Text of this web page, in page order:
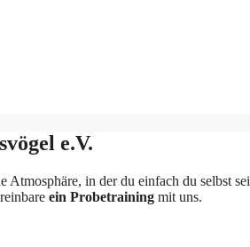
e.V.
Atmosphäre, in der du einfach du selbst
ein Probetraining mit uns.